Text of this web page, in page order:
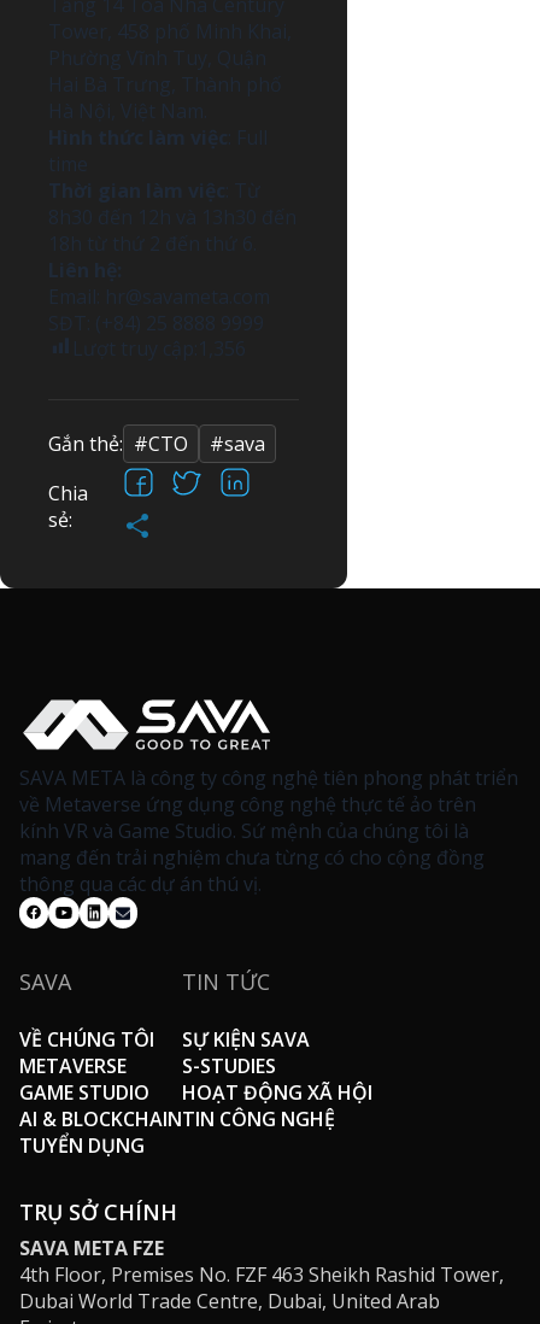
Tower, 458 phố Minh Khai,
Phường Vĩnh Tuy, Quận
Hai Bà Trưng, Thành phố
Hà Nội, Việt Nam.
Hình thức làm việc : Full
time
Thời gian làm việc : Từ
8h30 đến 12h và 13h30 đến
18h từ thứ 2 đến thứ 6.
Liên hệ:
Email: hr@savameta.com
SĐT: (+84) 25 8888 9999
Lượt truy cập: 1,356
Gắn thẻ: #CTO
#sava
Chia
sẻ:
Facebook
X
SAVA META là công ty công nghệ tiên phong phát triển
về Metaverse ứng dụng công nghệ thực tế ảo trên
kính VR và Game Studio. Sứ mệnh của chúng tôi là
mang đến trải nghiệm chưa từng có cho cộng đồng
thông qua các dự án thú vị.
SAVA
VỀ CHÚNG TÔI
METAVERSE
GAME STUDIO
AI & BLOCKCHAIN
TUYỂN DỤNG
TIN TỨC
SỰ KIỆN SAVA
S-STUDIES
HOẠT ĐỘNG XÃ HỘI
TIN CÔNG NGHỆ
TRỤ SỞ CHÍNH
SAVA META FZE
4th Floor, Premises No. FZF 463 Sheikh Rashid Tower,
Dubai World Trade Centre, Dubai, United Arab